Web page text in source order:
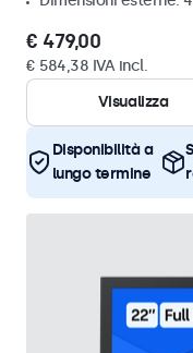
€ 479,00
€ 584,38 IVA incl.
Visualizza
Disponibilità a
lungo termine